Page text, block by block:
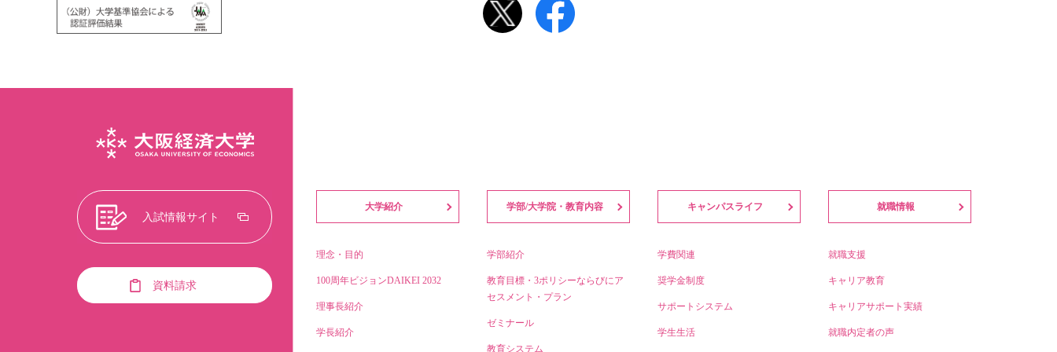
入試情報サイト
資料請求
大学紹介
理念・目的
100周年ビジョンDAIKEI 2032
理事長紹介
学長紹介
学部/大学院・教育内容
学部紹介
教育目標・3ポリシーならびにア
セスメント・プラン
ゼミナール
教育システム
キャンパスライフ
学費関連
奨学金制度
サポートシステム
学生生活
就職情報
就職支援
キャリア教育
キャリアサポート実績
就職内定者の声